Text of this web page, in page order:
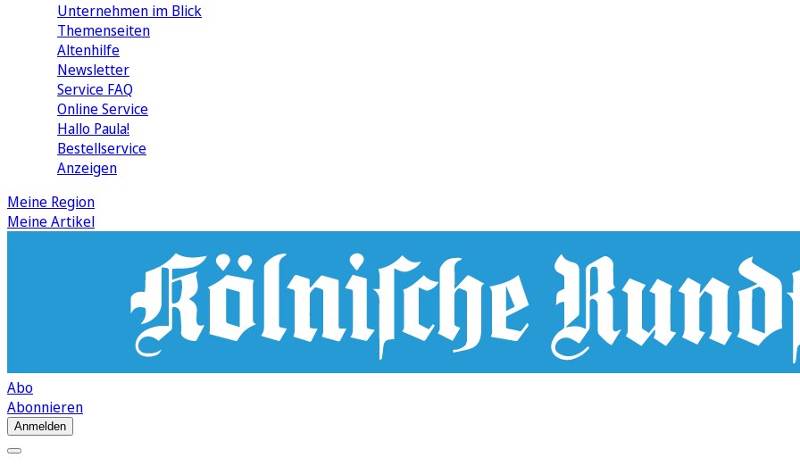
Unternehmen im Blick
Themenseiten
Altenhilfe
Newsletter
Service FAQ
Online Service
Hallo Paula!
Bestellservice
Anzeigen
Meine Region
Meine Artikel
Abo
Abonnieren
Anmelden